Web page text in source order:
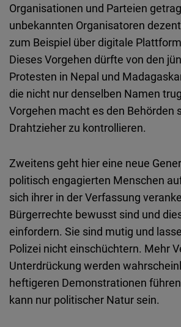
Organisationen und Parteien
unbekannten Organisatoren
zum Beispiel über digitale
Dieses Vorgehen dürfte von den
Protesten in Nepal und
die nicht nur denselben Namen
Vorgehen macht es den Behörden
Drahtzieher zu kontrollieren.
Zweitens geht hier eine neue
politisch engagierten Menschen
sich ihrer in der Verfassung
Bürgerrechte bewusst sind und
einfordern. Sie sind mutig und
Polizei nicht einschüchtern. Mehr
Unterdrückung werden
heftigeren Demonstrationen
kann nur politischer Natur sein.